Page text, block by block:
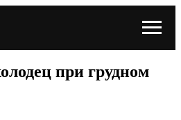
при грудном